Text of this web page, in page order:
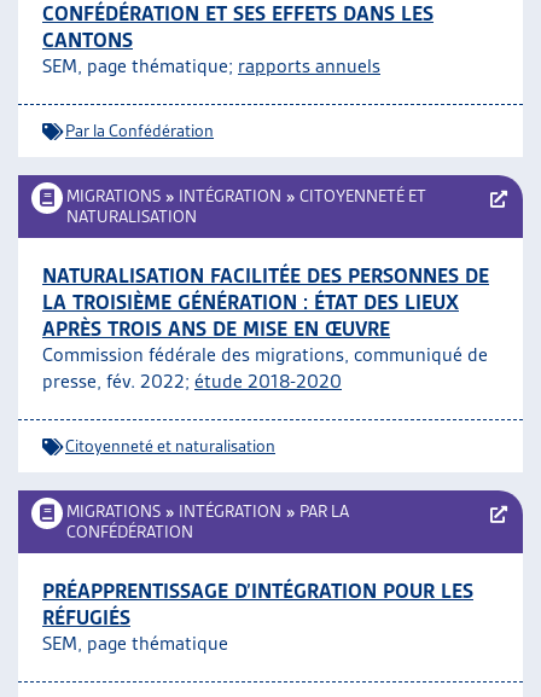
CONFÉDÉRATION ET SES EFFETS DANS LES
CANTONS
SEM, page thématique; rapports annuels
Par la Confédération
MIGRATIONS » INTÉGRATION » CITOYENNETÉ ET
NATURALISATION
NATURALISATION FACILITÉE DES PERSONNES DE
LA TROISIÈME GÉNÉRATION : ÉTAT DES LIEUX
APRÈS TROIS ANS DE MISE EN ŒUVRE
Commission fédérale des migrations, communiqué de
presse, fév. 2022; étude 2018-2020
Citoyenneté et naturalisation
MIGRATIONS » INTÉGRATION » PAR LA
CONFÉDÉRATION
PRÉAPPRENTISSAGE D’INTÉGRATION POUR LES
RÉFUGIÉS
SEM, page thématique